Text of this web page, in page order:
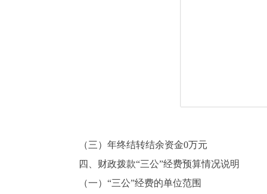
（三）年终结转结余资金0万元
四、财政拨款“三公”经费预算情况说明
（一）“三公”经费的单位范围